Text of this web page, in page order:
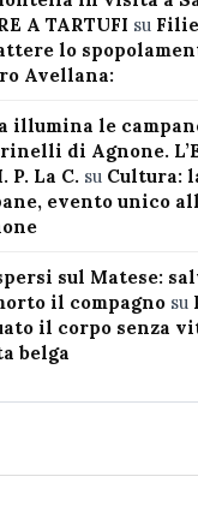
A TARTUFI su
lo
Avellana:
illumina le
di Agnone.
La C. su Cultura:
evento unico
sul Matese:
il compagno su
il corpo senza
belga